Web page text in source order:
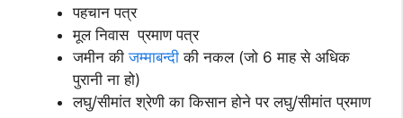
पहचान पत्र
मूल निवास प्रमाण पत्र
जमीन कीजम्माबन्दी की नकल (जो 6 माह से अधिक
पुरानी ना हो)
लघु/सीमांत श्रेणी का किसान होने पर लघु/सीमांत प्रमाण